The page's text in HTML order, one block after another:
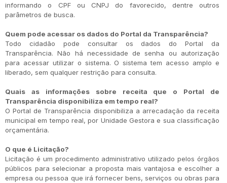
informando o CPF ou CNPJ do favorecido, dentre outros
parâmetros de busca.
Quem pode acessar os dados do Portal da Transparência?
Todo cidadão pode consultar os dados do Portal da
Transparência. Não há necessidade de senha ou autorização
para acessar utilizar o sistema. O sistema tem acesso amplo e
liberado, sem qualquer restrição para consulta.
Quais as informações sobre receita que o Portal de
Transparência disponibiliza em tempo real?
O Portal de Transparência disponibiliza a arrecadação da receita
municipal em tempo real, por Unidade Gestora e sua classificação
orçamentária.
O que é Licitação?
Licitação é um procedimento administrativo utilizado pelos órgãos
públicos para selecionar a proposta mais vantajosa e escolher a
empresa ou pessoa que irá fornecer bens, serviços ou obras para